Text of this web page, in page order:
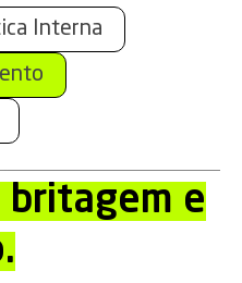
Interna
britagem e